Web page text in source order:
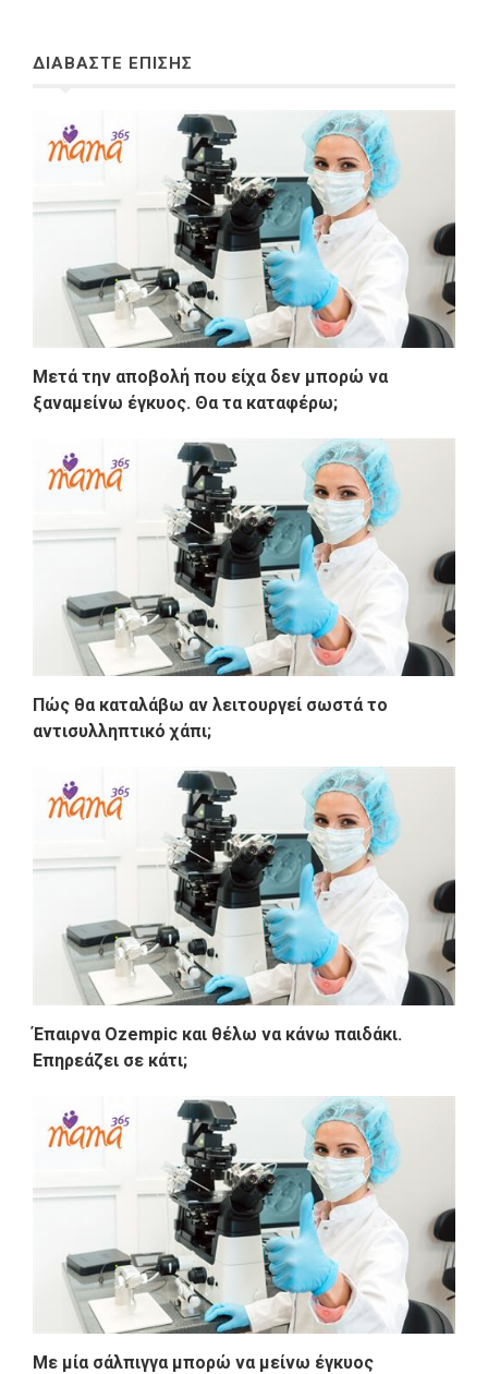
ΔΙΑΒΑΣΤΕ ΕΠΙΣΗΣ
Μετά την αποβολή που είχα δεν μπορώ να
ξαναμείνω έγκυος. Θα τα καταφέρω;
Πώς θα καταλάβω αν λειτουργεί σωστά το
αντισυλληπτικό χάπι;
Έπαιρνα Ozempic και θέλω να κάνω παιδάκι.
Επηρεάζει σε κάτι;
Με μία σάλπιγγα μπορώ να μείνω έγκυος